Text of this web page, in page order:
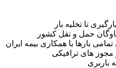
تا تخلیه بار
حمل و نقل کشور
بارها با همکاری بیمه ایران
مجوز های ترافیکی
باربری